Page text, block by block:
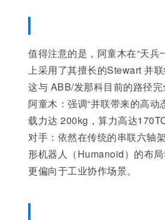
值得注意的是，阿童木在“天兵
上采用了其擅长的Stewart 并联
这与 ABB/发那科目前的路径完
阿童木：强调“并联带来的高动
载力达 200kg，算力高达
对手：依然在传统的串联六轴
形机器人（Humanoid）的布局
更偏向于工业协作场景。